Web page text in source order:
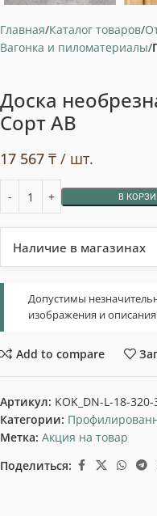
Главная Каталог товаров
Вагонка и пиломатериалы
Доска
Сорт АВ
17 567 ₸ / шт.
В
Наличие в магазинах
Допустимы
изображения и описания
Add to compare
Артикул: KOK_DN-L-18-320-
Категории:
Метка: Акция на товар
Поделиться: